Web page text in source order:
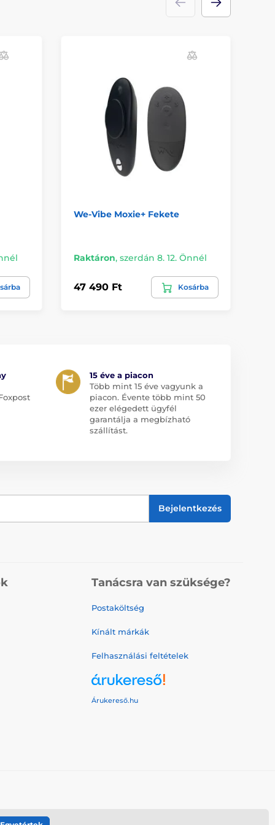
We-Vibe Moxie+ Fekete
Raktáron, szerdán 8. 12. Önnél
47 490 Ft Kosárba
15 éve a piacon
Több mint 15 éve vagyunk a
piacon. Évente több mint 50
ezer elégedett ügyfél
garantálja a megbízható
szállítást.
Bejelentkezés
Tanácsra van szüksége?
Postaköltség
Kínált márkák
Felhasználási feltételek
Árukereső.hu